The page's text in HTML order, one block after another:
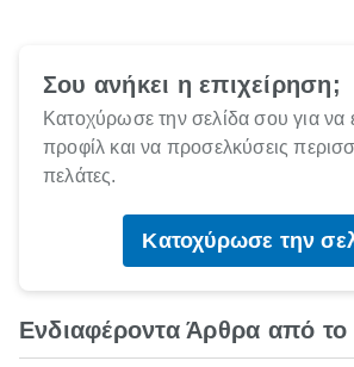
Σου ανήκει η επιχείρηση;
Κατοχύρωσε την σελίδα σου για να
προφίλ και να προσελκύσεις
πελάτες.
Κατοχύρωσε την
Ενδιαφέροντα Άρθρα από